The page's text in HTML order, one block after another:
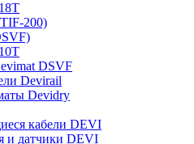
200)
DSVF
Devirail
Devidry
кабели DEVI
и датчики DEVI